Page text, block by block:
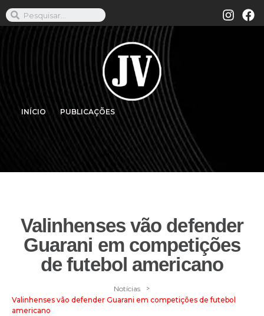
INÍCIO PUBLICAÇÕES
Valinhenses vão defender
Guarani em competições
de futebol americano
Notícias >
Valinhenses vão defender Guarani em competições de futebol
americano